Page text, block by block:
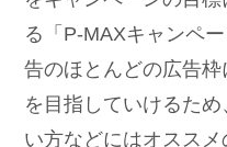
る「P-MAXキャンペ
告のほとんどの広告
を目指していけるた
い方などにはオススメ